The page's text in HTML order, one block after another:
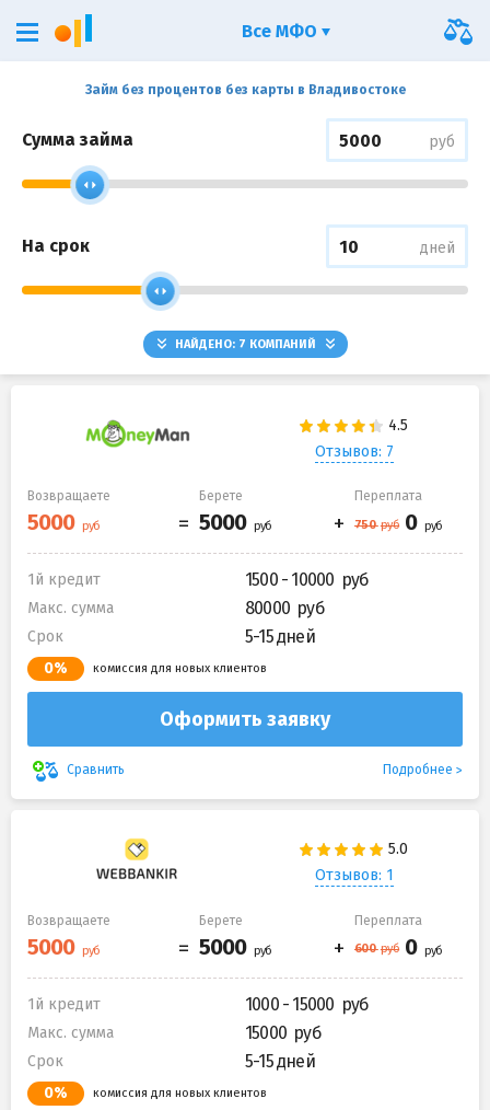
Займ без процентов без карты в Владивостоке
Сумма займа руб
На срок дней
НАЙДЕНО: 7 КОМПАНИЙ
Отзывов: 7
Возвращаете Берете Переплата
1й кредит 1500 - 10000
Макс. сумма 80000
Срок 5-15 дней
0% комиссия для новых клиентов
Оформить заявку
Сравнить Подробнее
Отзывов: 1
Возвращаете Берете Переплата
1й кредит 1000 - 15000
Макс. сумма 15000
Срок 5-15 дней
0% комиссия для новых клиентов
Все МФО